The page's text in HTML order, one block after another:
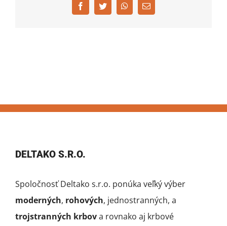
FacebookTwitterWhatsApp
Email
DELTAKO S.R.O.
Spoločnosť Deltako s.r.o. ponúka veľký výber
moderných, rohových, jednostranných, a
trojstranných krbova rovnako aj krbové